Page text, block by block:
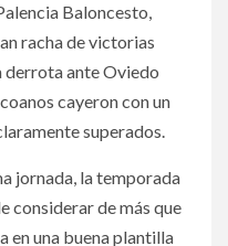
Baloncesto,
racha de victorias
derrota ante Oviedo
cayeron con un
superados.
jornada, la temporada
considerar de más que
en una buena plantilla